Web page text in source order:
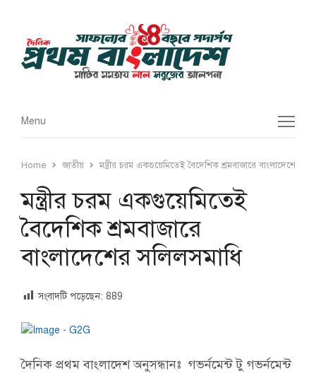
Menu
Menu
Home জাতীয় মন্ত্রীর চরম একগুয়েমিতেই বৈদেশিক শ্রমবাজারে বাংলাদেশের
মন্ত্রীর চরম একগুয়েমিতেই
বৈদেশিক শ্রমবাজারে
বাংলাদেশের সলিলসমাধি
সংবাদটি পড়েছেন: 889
দৈনিক প্রথম বাংলাদেশ অনুসন্ধানঃ গভর্নমেন্ট টু গভর্নমেন্ট